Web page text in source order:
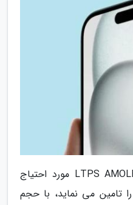
شرکت BOE که پنل های LTPS AMOLED مورد احتیاج
برای آیفون های 14، 15 و 16 را تامین می نماید، با حجم